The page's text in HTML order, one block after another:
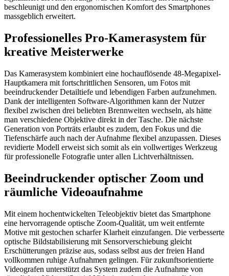
beschleunigt und den ergonomischen Komfort des Smartphones
massgeblich erweitert.
Professionelles Pro-Kamerasystem für
kreative Meisterwerke
Das Kamerasystem kombiniert eine hochauflösende 48-Megapixel-
Hauptkamera mit fortschrittlichen Sensoren, um Fotos mit
beeindruckender Detailtiefe und lebendigen Farben aufzunehmen.
Dank der intelligenten Software-Algorithmen kann der Nutzer
flexibel zwischen drei beliebten Brennweiten wechseln, als hätte
man verschiedene Objektive direkt in der Tasche. Die nächste
Generation von Porträts erlaubt es zudem, den Fokus und die
Tiefenschärfe auch nach der Aufnahme flexibel anzupassen. Dieses
revidierte Modell erweist sich somit als ein vollwertiges Werkzeug
für professionelle Fotografie unter allen Lichtverhältnissen.
Beeindruckender optischer Zoom und
räumliche Videoaufnahme
Mit einem hochentwickelten Teleobjektiv bietet das Smartphone
eine hervorragende optische Zoom-Qualität, um weit entfernte
Motive mit gestochen scharfer Klarheit einzufangen. Die verbesserte
optische Bildstabilisierung mit Sensorverschiebung gleicht
Erschütterungen präzise aus, sodass selbst aus der freien Hand
vollkommen ruhige Aufnahmen gelingen. Für zukunftsorientierte
Videografen unterstützt das System zudem die Aufnahme von